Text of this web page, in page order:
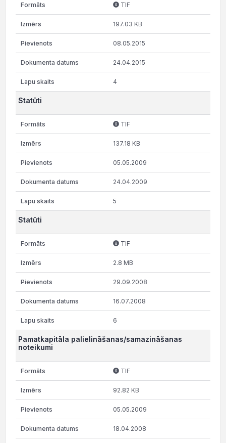
TIF
197.03 KB
08.05.2015
24.04.2015
4
Statūti
TIF
137.18 KB
05.05.2009
24.04.2009
5
Statūti
TIF
2.8 MB
29.09.2008
16.07.2008
6
Pamatkapitāla palielināšanas/samazināšanas
noteikumi
TIF
92.82 KB
05.05.2009
18.04.2008